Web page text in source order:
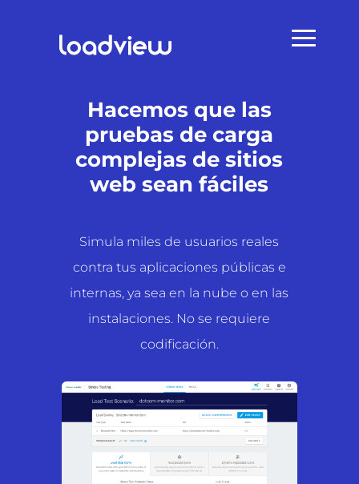
Hacemos que las
pruebas de carga
complejas de sitios
web sean fáciles
Simula miles de usuarios reales
contra tus aplicaciones públicas e
internas, ya sea en la nube o en las
instalaciones. No se requiere
codificación.